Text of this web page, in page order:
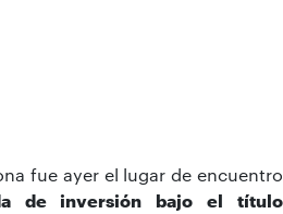
fue ayer el lugar de encuentro
de inversión bajo el título